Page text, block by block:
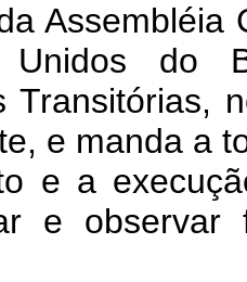
Unidos do
Transitórias,
e manda a
e a
e